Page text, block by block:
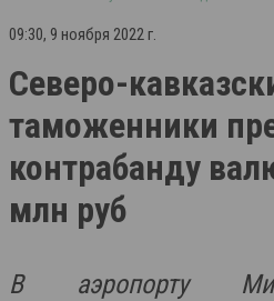
09:30, 9 ноября 2022 г.
Северо-
таможенники
контрабанду
млн руб
В аэропорту